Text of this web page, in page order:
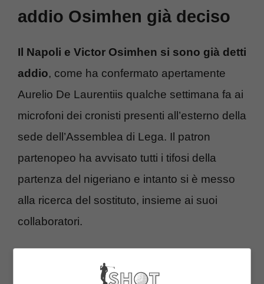
addio Osimhen già deciso
Il Napoli e Victor Osimhen si sono già detti
addio, come ha confermato apertamente
Aurelio De Laurentiis qualche settimana fa ai
microfoni dei cronisti presenti all’esterno della
sede dell’Assemblea di Lega. Il patron
partenopeo ha avvisato tutti i tifosi della
partenza del nigeriano e intanto si è messo
alla ricerca del sostituto, insieme ai suoi
collaboratori.
squadra per cercare di raggiungere i migliori